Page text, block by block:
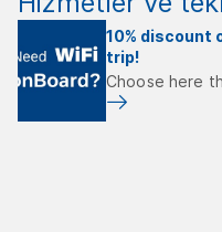
10% discount
trip!
Choose here